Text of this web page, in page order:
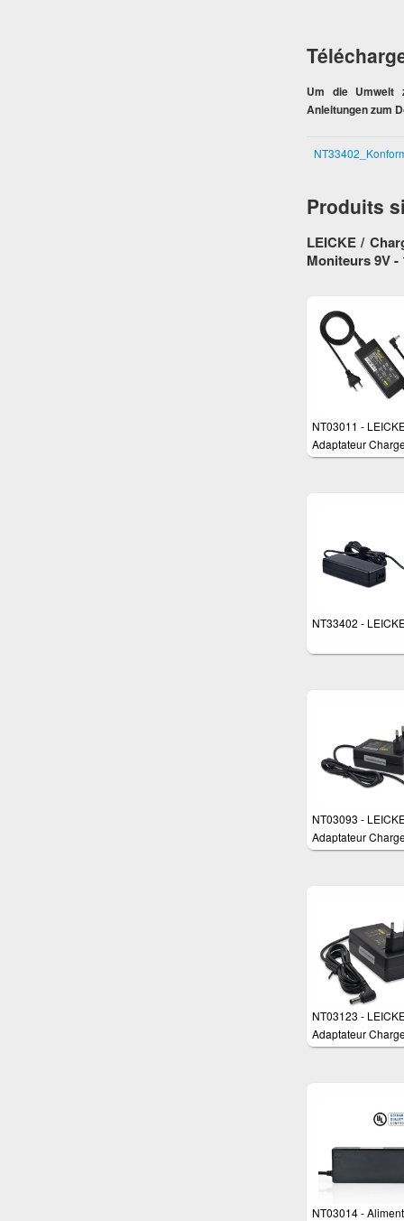
Um die Umwelt
Anleitungen zum
Produits
LEICKE /
Moniteurs 9V -
NT03011 -
Adaptateur
watts pour
NT33402 -
NT03093 -
Adaptateur
watts pour
routeur et scanner
NT03123 -
Adaptateur
watts pour
routeur et scanner
NT03014 -